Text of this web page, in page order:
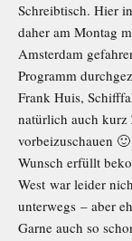
Schreibtisch. Hier
daher am Montag
Amsterdam
Programm
Frank Huis,
natürlich auch kurz
vorbeizuschauen
Wunsch erfüllt
West war leider
unterwegs – aber
Garne auch so